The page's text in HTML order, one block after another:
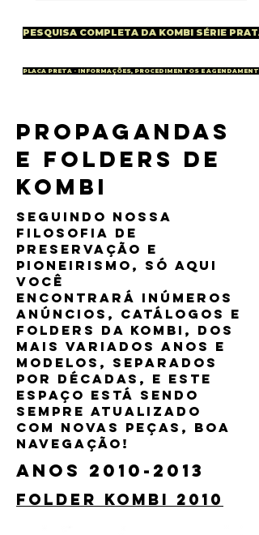
PESQUISA COMPLETA DA KOMBI SÉRIE PRATA
PLACA PRETA - INFORMAÇÕES, PROCEDIMENTOS E
propagandas
e folders de
kombi
seguindo nossa
filosofia de
preservação e
pioneirismo, só aqui
você
encontrará inúmeros
anúncios, catálogos e
folders da kombi, dos
mais variados anos e
modelos, separados
por décadas, e este
espaço está sendo
sempre atualizado
com novas peças, boa
navegação!
Anos 2010-2013
folder kombi 2010